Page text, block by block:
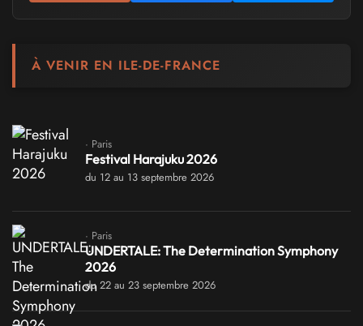
À VENIR EN ILE-DE-FRANCE
· Paris
Festival Harajuku 2026
du 12 au 13 septembre 2026
· Paris
UNDERTALE: The Determination Symphony
2026
du 22 au 23 septembre 2026